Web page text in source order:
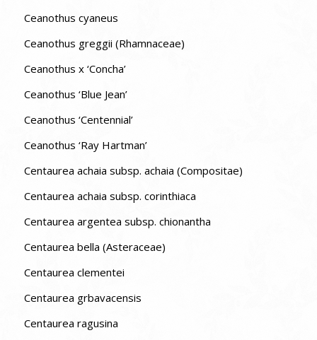
Ceanothus cyaneus
Ceanothus greggii (Rhamnaceae)
Ceanothus x ‘Concha’
Ceanothus ‘Blue Jean’
Ceanothus ‘Centennial’
Ceanothus ‘Ray Hartman’
Centaurea achaia subsp. achaia (Compositae)
Centaurea achaia subsp. corinthiaca
Centaurea argentea subsp. chionantha
Centaurea bella (Asteraceae)
Centaurea clementei
Centaurea grbavacensis
Centaurea ragusina